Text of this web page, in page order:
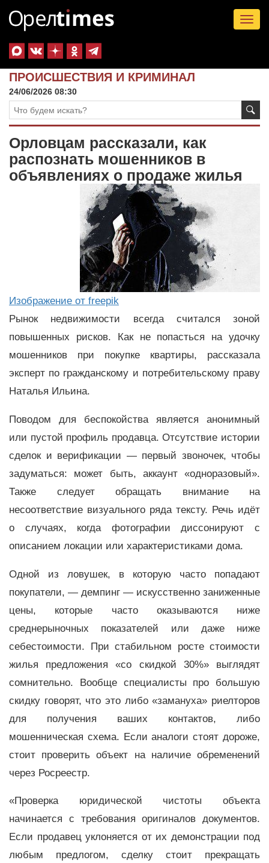
ПРОИСШЕСТВИЯ И КРИМИНАЛ
24/06/2026 08:30
Орловцам рассказали, как
распознать мошенников в
объявлениях о продаже жилья
Изображение от freepik
Рынок недвижимости всегда считался зоной
повышенных рисков. Как не попасться на удочку
мошенников при покупке квартиры, рассказала
эксперт по гражданскому и потребительскому праву
Наталья Ильина.
Поводом для беспокойства является анонимный
или пустой профиль продавца. Отсутствие истории
сделок и верификации — первый звоночек, чтобы
задуматься: может быть, аккаунт «одноразовый».
Также следует обращать внимание на
несоответствие визуального ряда тексту. Речь идёт
о случаях, когда фотографии диссонируют с
описанием локации или характеристиками дома.
Одной из ловушек, в которую часто попадают
покупатели, — демпинг — искусственно заниженные
цены, которые часто оказываются ниже
среднерыночных показателей или даже ниже
себестоимости. При стабильном росте стоимости
жилья предложения «со скидкой 30%» выглядят
сомнительно. Вообще специалисты про большую
скидку говорят, что это либо «замануха» риелторов
для получения ваших контактов, либо
мошенническая схема. Если аналоги стоят дороже,
стоит проверить объект на наличие обременений
через Росреестр.
«Проверка юридической чистоты объекта
начинается с требования оригиналов документов.
Если продавец уклоняется от их демонстрации под
любым предлогом, сделку стоит прекращать